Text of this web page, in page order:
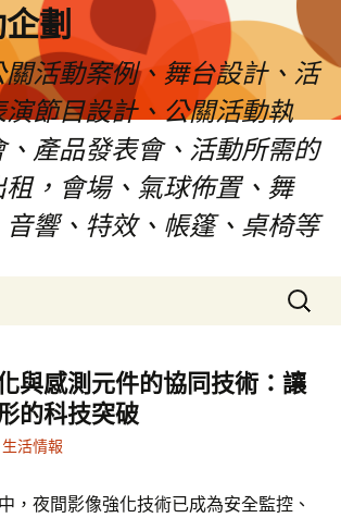
劃
活動案例、舞台設計、活
節目設計、公關活動執
產品發表會、活動所需的
，會場、氣球佈置、舞
音響、特效、帳篷、桌椅等
搜
尋
鍵
字:
與感測元件的協同技術：讓
的科技突破
生活情報
，夜間影像強化技術已成為安全監控、